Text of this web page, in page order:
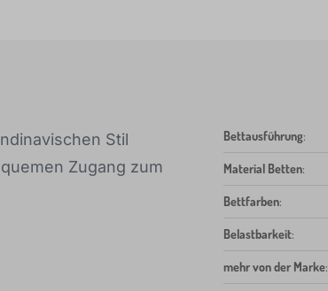
Stil
Zugang zum
Bettausführung:
Material Betten:
Bettfarben:
Belastbarkeit:
mehr von der Marke: